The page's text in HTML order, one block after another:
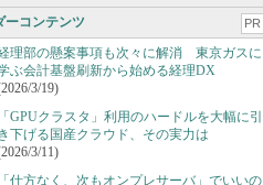
ーコンテンツ PR
理部の懸案事項も次々に解消 東京ガスに
ぶ会計基盤刷新から始める経理DX
3/19)
「GPUクラスタ」利用のハードルを大幅に引
き下げる国産クラウド、その実力は
3/11)
「仕方なく、次もオンプレサーバ」でいいの